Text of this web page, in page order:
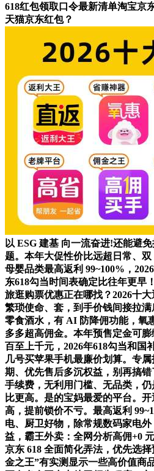
618红包领取口令最新清单淘宝京
天猫京东红包？
以 ESG 建基 向一流奋进!还能避
题。本年大促性价比远超日常、双
母婴品类最高返利 99~100%，
东618勾当时间表确定比往年更早
旅逛购票优惠正在哪找？2026十
繁琐使命、套，到手价钱间接拉满
零食酒水，有 AI 防降佣功能，氧
多多超高佣金。本年预售定金可
百至上千元，2026年618勾当和国
几号买苹果手机最廉价划算。专
期、优先售后多沉权益，别再搞
手续费，无利用门槛、无品类，
比更高。是的宝妈最爱的平台。
高，提前锁价不亏。最高返利
电、厨卫好物，除常规数码家电
益，霸王外卖：全网分析高佣+0
京东 618 全面简化弄法，优先选
金之王”有实测显示一些高价值商